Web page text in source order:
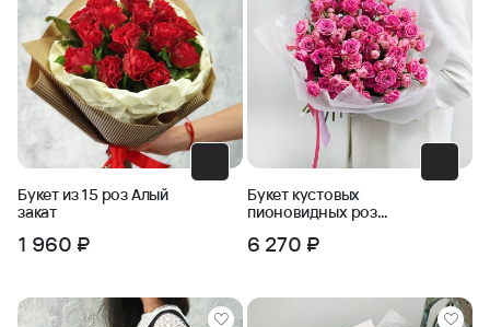
Букет из 15 роз Алый
закат
1 960 ₽
Букет кустовых
пионовидных роз
6 270 ₽